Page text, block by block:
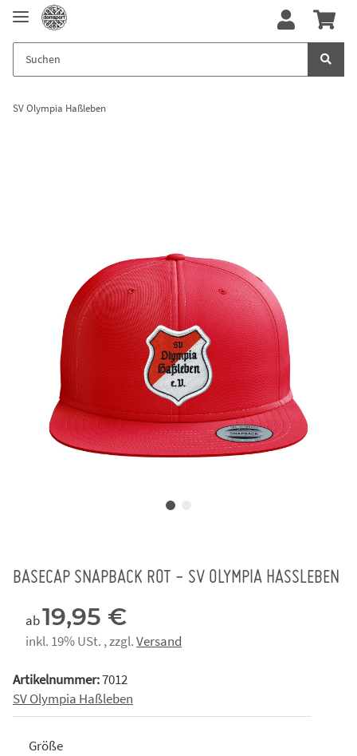
SV Olympia Haßleben
BASECAP SNAPBACK ROT - SV OLYMPIA HASSLEBEN
ab19,95 €
inkl. 19% USt. , zzgl.Versand
Artikelnummer:7012
SV Olympia Haßleben
Größe